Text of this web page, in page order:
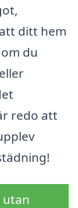
ditt hem
du
redo att
utan